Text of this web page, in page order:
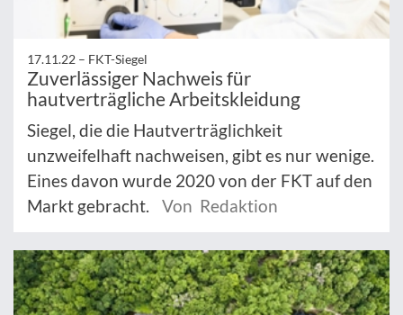
17.11.22 – FKT-Siegel
Zuverlässiger Nachweis für
hautverträgliche Arbeitskleidung
Siegel, die die Hautverträglichkeit
unzweifelhaft nachweisen, gibt es nur wenige.
Eines davon wurde 2020 von der FKT auf den
Markt gebracht.
Von Redaktion